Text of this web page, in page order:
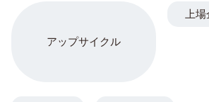
アップサイクル
上